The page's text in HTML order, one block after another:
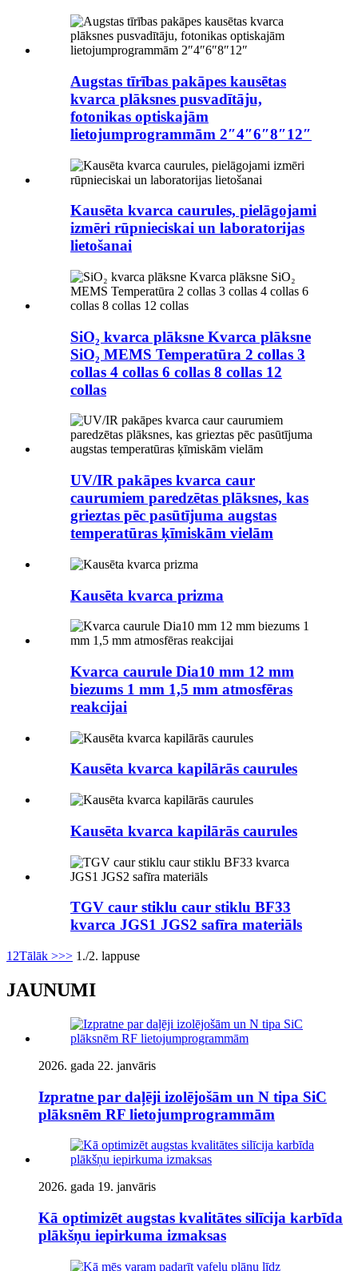
Augstas tīrības pakāpes kausētas
kvarca plāksnes pusvadītāju,
fotonikas optiskajām
lietojumprogrammām 2″4″6″8″12″
Kausēta kvarca caurules, pielāgojami
izmēri rūpnieciskai un laboratorijas
lietošanai
SiO₂ kvarca plāksne Kvarca plāksne
SiO₂ MEMS Temperatūra 2 collas 3
collas 4 collas 6 collas 8 collas 12
collas
UV/IR pakāpes kvarca caur
caurumiem paredzētas plāksnes, kas
grieztas pēc pasūtījuma augstas
temperatūras ķīmiskām vielām
Kausēta kvarca prizma
Kvarca caurule Dia10 mm 12 mm
biezums 1 mm 1,5 mm atmosfēras
reakcijai
Kausēta kvarca kapilārās caurules
Kausēta kvarca kapilārās caurules
TGV caur stiklu caur stiklu BF33
kvarca JGS1 JGS2 safīra materiāls
1 2Tālāk >>> 1./2. lappuse
JAUNUMI
2026. gada 22. janvāris
Izpratne par daļēji izolējošām un N tipa SiC
plāksnēm RF lietojumprogrammām
2026. gada 19. janvāris
Kā optimizēt augstas kvalitātes silīcija karbīda
plākšņu iepirkuma izmaksas